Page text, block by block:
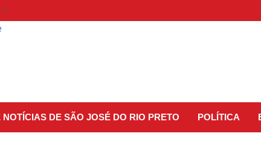
DE SÃO JOSÉ DO RIO PRETO POLÍTICA